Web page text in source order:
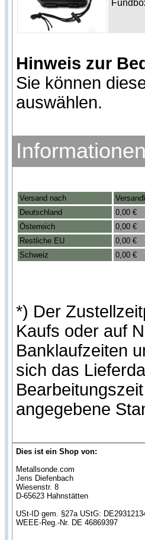
Hinweis zur
Sie können
auswählen.
Versand nach
Deutschland
0,00 €
Österreich
0,00 €
Restliche EU
0,00 €
Schweiz
0,00 €
*) Der
Kaufs oder auf
Banklaufzeiten
sich das
angegebene
Dies ist ein Shop von:
Metallsonde.com
Jens Diefenbach
Wiesenstr. 8
D-65623 Hahnstätten
USt-ID gem. §27a UStG:
WEEE-Reg.-Nr. DE 46869397